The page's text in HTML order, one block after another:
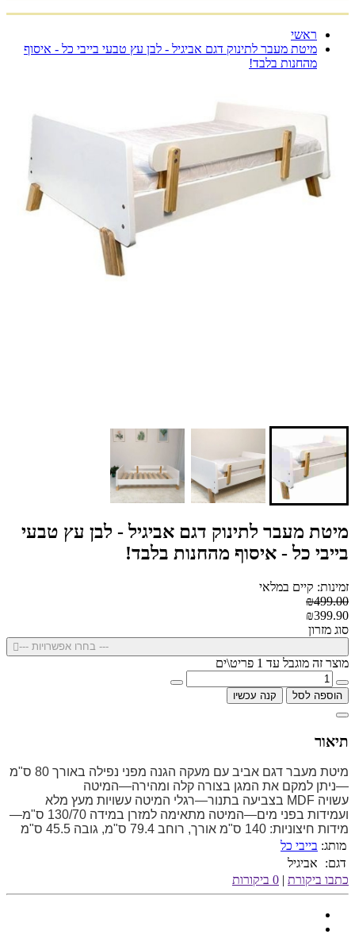
ראשי
מיטת מעבר לתינוק דגם אביגיל - לבן עץ טבעי בייבי כל - איסוף
מהחנות בלבד!
מיטת מעבר לתינוק דגם אביגיל - לבן עץ טבעי
בייבי כל - איסוף מהחנות בלבד!
זמינות: קיים במלאי
₪499.00
₪399.90
סוג מזרון
--- בחרו אפשרויות ---
מוצר זה מוגבל עד 1 פריט\ים
הוספה לסל קנה עכשיו
תיאור
מיטת מעבר דגם אביב עם מעקה הגנה מפני נפילה באורך 80 ס"מ
—ניתן למקם את המגן בצורה קלה ומהירה—המיטה
עשויה MDF בצביעה בתנור—רגלי המיטה עשויות מעץ מלא
ועמידות בפני מים—המיטה מתאימה למזרן במידה 130/70 ס"מ—
מידות חיצוניות: 140 ס"מ אורך, רוחב 79.4 ס"מ, גובה 45.5 ס"מ
מותג: בייבי כל
דגם:
אביגיל
כתבו ביקורת | 0 ביקורות